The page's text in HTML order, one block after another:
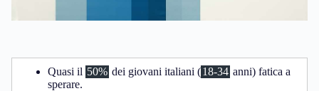
Quasi il 50% dei giovani italiani (18-34 anni) fatica a
sperare.